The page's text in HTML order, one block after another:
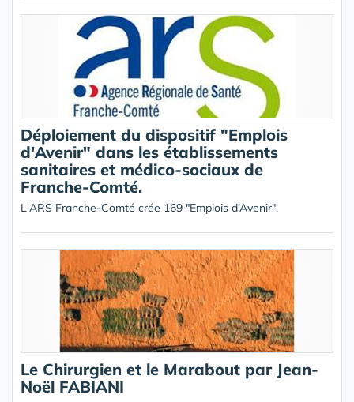
Déploiement du dispositif "Emplois
d'Avenir" dans les établissements
sanitaires et médico-sociaux de
Franche-Comté.
L'ARS Franche-Comté crée 169 "Emplois d’Avenir".
Le Chirurgien et le Marabout par Jean-
Noël FABIANI